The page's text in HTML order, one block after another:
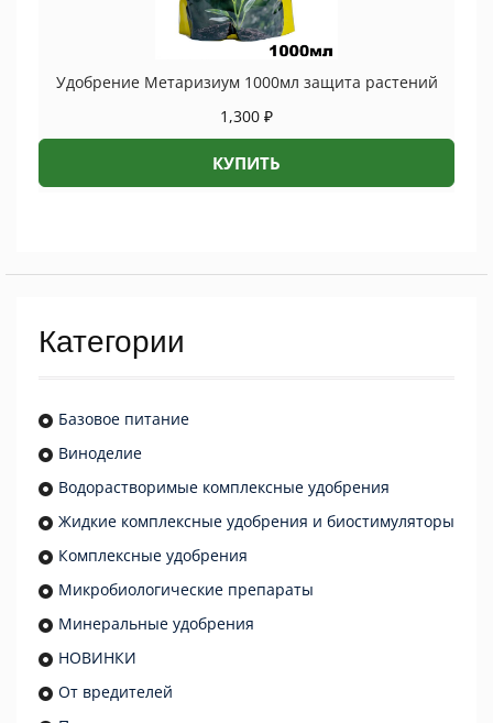
Удобрение Метаризиум 1000мл защита растений
1,300 ₽
КУПИТЬ
Категории
Базовое питание
Виноделие
Водорастворимые комплексные удобрения
Жидкие комплексные удобрения и биостимуляторы
Комплексные удобрения
Микробиологические препараты
Минеральные удобрения
НОВИНКИ
От вредителей